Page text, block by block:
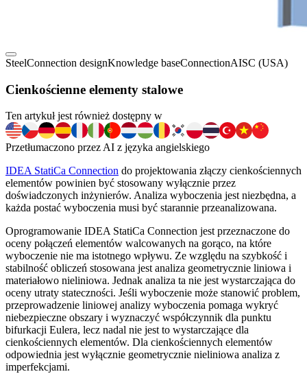
SteelConnection designKnowledge baseConnectionAISC (USA)
Cienkościenne elementy stalowe
Ten artykuł jest również dostępny w
Przetłumaczono przez AI z języka angielskiego
IDEA StatiCa Connection do projektowania złączy cienkościennych
elementów powinien być stosowany wyłącznie przez
doświadczonych inżynierów. Analiza wyboczenia jest niezbędna, a
każda postać wyboczenia musi być starannie przeanalizowana.
Oprogramowanie IDEA StatiCa Connection jest przeznaczone do
oceny połączeń elementów walcowanych na gorąco, na które
wyboczenie nie ma istotnego wpływu. Ze względu na szybkość i
stabilność obliczeń stosowana jest analiza geometrycznie liniowa i
materiałowo nieliniowa. Jednak analiza ta nie jest wystarczająca do
oceny utraty stateczności. Jeśli wyboczenie może stanowić problem,
przeprowadzenie liniowej analizy wyboczenia pomaga wykryć
niebezpieczne obszary i wyznaczyć współczynnik dla punktu
bifurkacji Eulera, lecz nadal nie jest to wystarczające dla
cienkościennych elementów. Dla cienkościennych elementów
odpowiednia jest wyłącznie geometrycznie nieliniowa analiza z
imperfekcjami.